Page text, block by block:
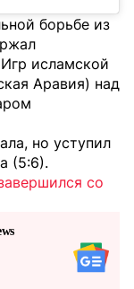
борьбе из
исламской
Аравия) над
но уступил
(5:6).
со